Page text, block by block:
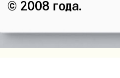
© 2008 года.